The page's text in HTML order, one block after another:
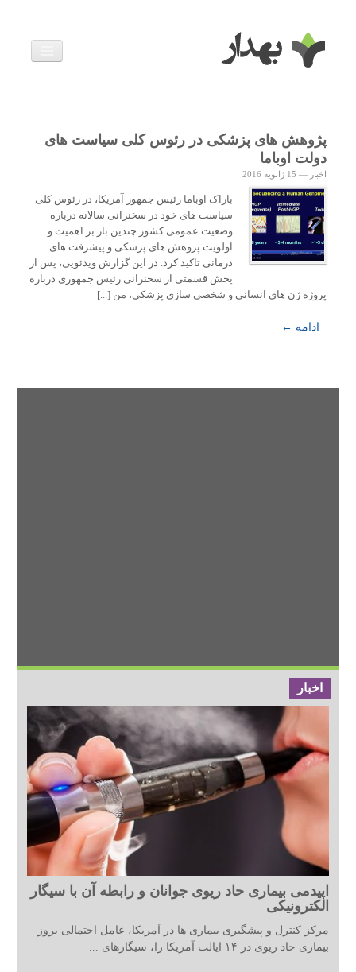
زندگی سالم
خانواده و بارداری
پژوهش های پزشکی در رئوس کلی سیاست های
دولت اوباما
اخبار — 15 ژانویه 2016
باراک اوباما رئیس جمهور آمریکا، در رئوس کلی
سیاست های خود در سخنرانی سالانه درباره
وضعیت عمومی کشور چندین بار بر اهمیت و
اولویت پژوهش های پزشکی و پیشرفت های
درمانی تاکید کرد. در این گزارش ویدئویی، پس از
پخش قسمتی از سخنرانی رئیس جمهوری درباره
پروژه ژن های انسانی و شخصی سازی پزشکی، من [...]
ادامه ←
اخبار
اپیدمی بیماری حاد ریوی جوانان و رابطه آن با سیگار
الکترونیکی
مرکز کنترل و پیشگیری بیماری ها در آمریکا، عامل احتمالی بروز
بیماری حاد ریوی در ۱۴ ایالت آمریکا را، سیگارهای ...